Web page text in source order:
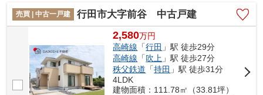
売買 | 中古一戸建 行田市大字前谷 中古戸建
2,580万円
高崎線 「行田 」駅 徒歩29分
高崎線 「吹上 」駅 徒歩27分
秩父鉄道 「持田 」駅 徒歩31分
4LDK
建物面積：111.78㎡（33.81坪）